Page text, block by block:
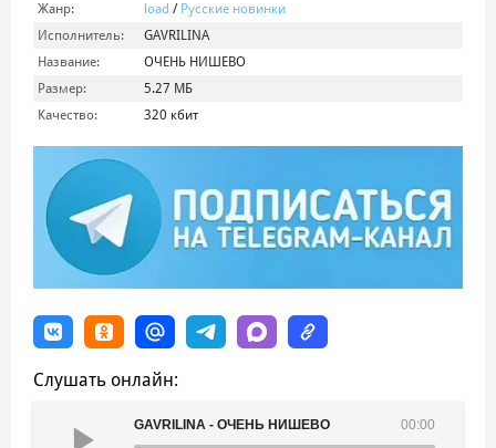
Жанр: load / Русские новинки
Исполнитель:
GAVRILINA
Название:
ОЧЕНЬ НИШЕВО
Размер:
5.27 МБ
Качество:
320 кбит
Слушать онлайн:
00:00
GAVRILINA - ОЧЕНЬ НИШЕВО